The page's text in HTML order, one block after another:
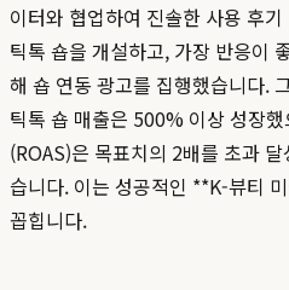
이터와 협업하여 진솔한 사용 후
틱톡 숍을 개설하고, 가장 반응이
해 숍 연동 광고를 집행했습니다.
틱톡 숍 매출은 500% 이상 성장
(ROAS)은 목표치의 2배를 초과
습니다. 이는 성공적인 **K-뷰티
꼽힙니다.